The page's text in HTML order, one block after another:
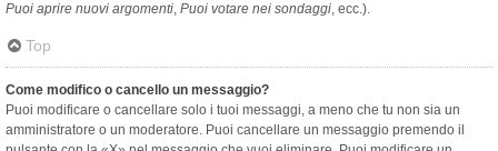
Puoi aprire nuovi argomenti, Puoi votare nei sondaggi, ecc.).
Top
Come modifico o cancello un messaggio?
Puoi modificare o cancellare solo i tuoi messaggi, a meno che tu non sia un
amministratore o un moderatore. Puoi cancellare un messaggio premendo il